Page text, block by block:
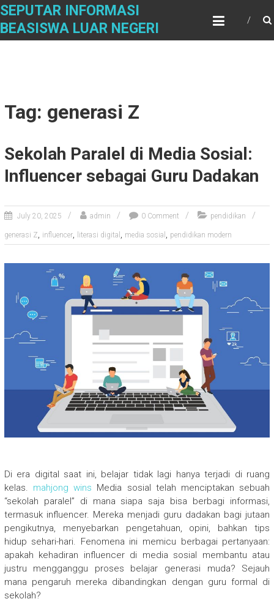
Skip
content
SEPUTAR INFORMASI
BEASISWA LUAR NEGERI
Tag: generasi Z
Sekolah Paralel di Media Sosial:
Influencer sebagai Guru Dadakan
July 20, 2025 admin 0 Comment pendidikan
generasi Z, influencer, literasi digital , media sosial , pendidikan modern
Di era digital saat ini, belajar tidak lagi hanya terjadi di ruang
kelas. mahjong wins Media sosial telah menciptakan sebuah
“sekolah paralel” di mana siapa saja bisa berbagi informasi,
termasuk influencer. Mereka menjadi guru dadakan bagi jutaan
pengikutnya, menyebarkan pengetahuan, opini, bahkan tips
hidup sehari-hari. Fenomena ini memicu berbagai pertanyaan:
apakah kehadiran influencer di media sosial membantu atau
justru mengganggu proses belajar generasi muda? Sejauh
mana pengaruh mereka dibandingkan dengan guru formal di
sekolah?